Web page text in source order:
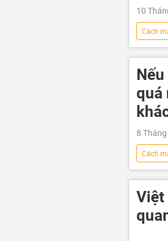
10
Cách
Liên
quá
8
Cách
Châu
Việt